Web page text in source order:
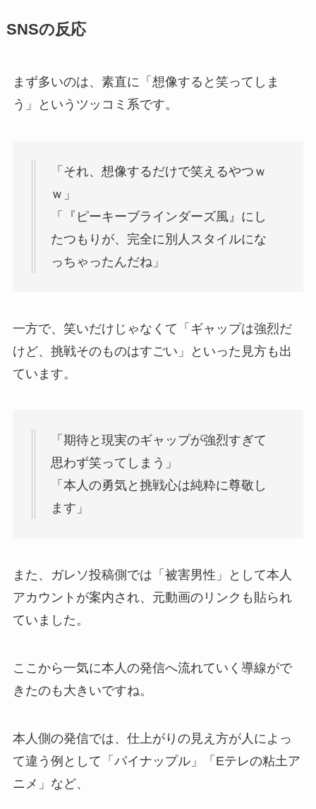
SNSの反応
まず多いのは、素直に「想像すると笑ってしま
う」というツッコミ系です。
「それ、想像するだけで笑えるやつｗ
ｗ」
「『ピーキーブラインダーズ風』にし
たつもりが、完全に別人スタイルにな
っちゃったんだね」
一方で、笑いだけじゃなくて「ギャップは強烈だ
けど、挑戦そのものはすごい」といった見方も出
ています。
「期待と現実のギャップが強烈すぎて
思わず笑ってしまう」
「本人の勇気と挑戦心は純粋に尊敬し
ます」
また、ガレソ投稿側では「被害男性」として本人
アカウントが案内され、元動画のリンクも貼られ
ていました。
ここから一気に本人の発信へ流れていく導線がで
きたのも大きいですね。
本人側の発信では、仕上がりの見え方が人によっ
て違う例として「パイナップル」「Eテレの粘土ア
ニメ」など、